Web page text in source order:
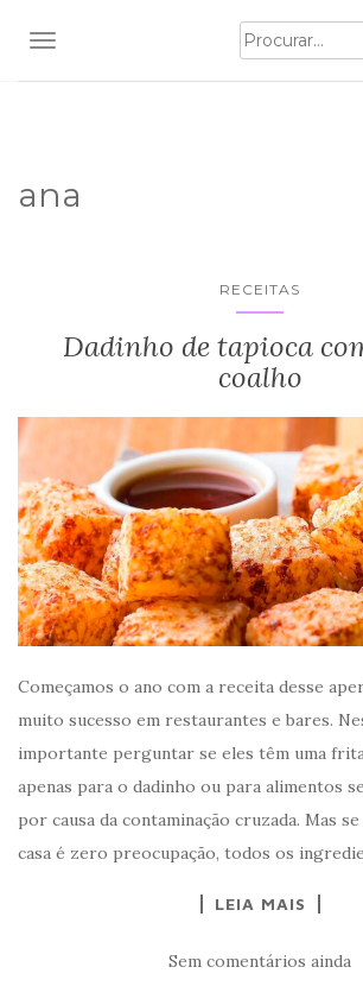
TOGGLE NAVIGATION
ana
RECEITAS
Dadinho de tapioca
coalho
Começamos o ano com a receita desse
muito sucesso em restaurantes e bares.
importante perguntar se eles têm uma
apenas para o dadinho ou para alimentos
por causa da contaminação cruzada. Mas
casa é zero preocupação, todos os
LEIA MAIS
Sem comentários ainda